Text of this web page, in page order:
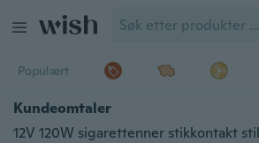
Populært
Kundeomtaler